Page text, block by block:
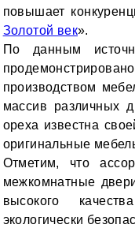
повышает
Золотой век».
По данным
производством
массив различных
ореха известна
оригинальные
Отметим, что
межкомнатные
высокого
экологически